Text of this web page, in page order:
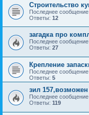
Строительство
Последнее сообщение
Ответы: 12
загадка про
Последнее сообщение
Ответы: 27
Крепление
Последнее сообщение
Ответы: 5
зил
Последнее сообщение
Ответы: 119